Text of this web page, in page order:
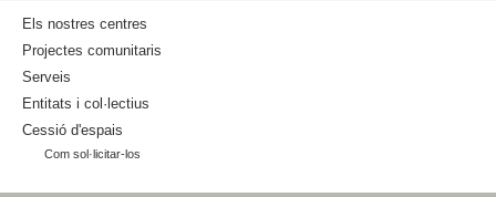
Els nostres centres
Projectes comunitaris
Serveis
Entitats i col·lectius
Cessió d'espais
Com sol·licitar-los